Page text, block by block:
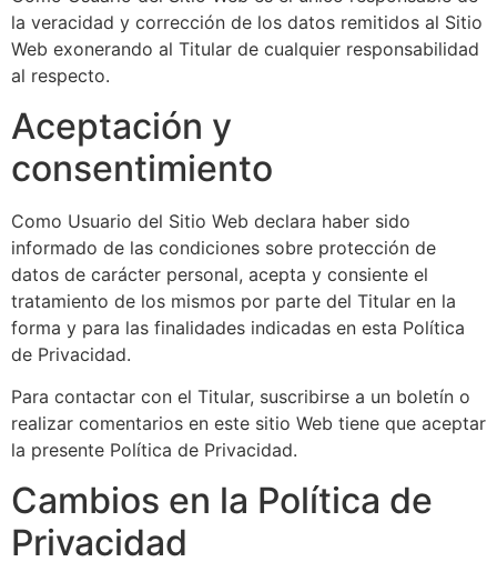
la veracidad y corrección de los datos remitidos al Sitio
Web exonerando al Titular de cualquier responsabilidad
al respecto.
Aceptación y
consentimiento
Como Usuario del Sitio Web declara haber sido
informado de las condiciones sobre protección de
datos de carácter personal, acepta y consiente el
tratamiento de los mismos por parte del Titular en la
forma y para las finalidades indicadas en esta Política
de Privacidad.
Para contactar con el Titular, suscribirse a un boletín o
realizar comentarios en este sitio Web tiene que aceptar
la presente Política de Privacidad.
Cambios en la Política de
Privacidad